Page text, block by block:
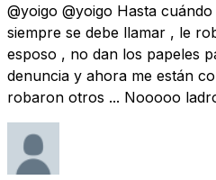
@yoigo @yoigo Hasta
siempre se debe llamar , le
esposo , no dan los papeles
denuncia y ahora me están
robaron otros ... Nooooo